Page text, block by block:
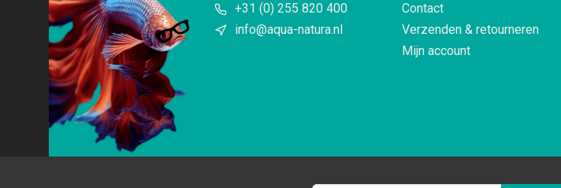
+31 (0) 255 820 400
info@aqua-natura.nl
Contact
Verzenden & retourneren
Mijn account